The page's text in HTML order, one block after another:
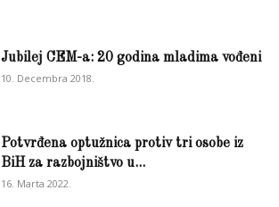
Jubilej CEM-a: 20 godina mladima vođeni
10. Decembra 2018.
Potvrđena optužnica protiv tri osobe iz
BiH za razbojništvo u...
16. Marta 2022.